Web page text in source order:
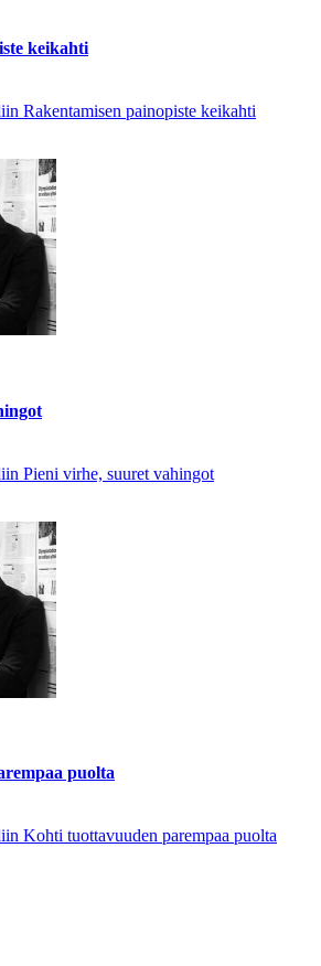
keikahti
Rakentamisen painopiste keikahti
Pieni virhe, suuret vahingot
puolta
Kohti tuottavuuden parempaa puolta